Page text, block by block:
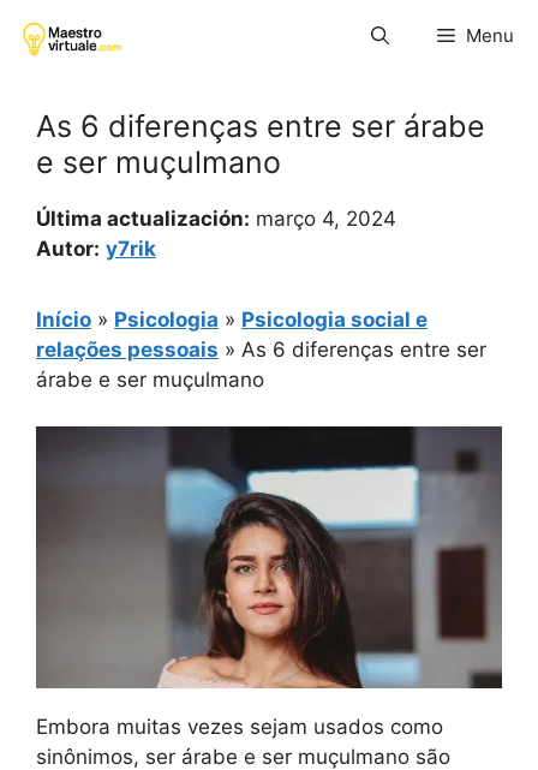
para
Menu
As 6 diferenças entre ser árabe
e ser muçulmano
Última actualización: março 4, 2024
Autor: y7rik
Início » Psicologia » Psicologia social e
relações pessoais » As 6 diferenças entre ser
árabe e ser muçulmano
Embora muitas vezes sejam usados como
sinônimos, ser árabe e ser muçulmano são